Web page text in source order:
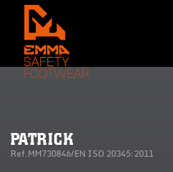
PATRICK
Ref.MM730846/EN ISO 20345:2011